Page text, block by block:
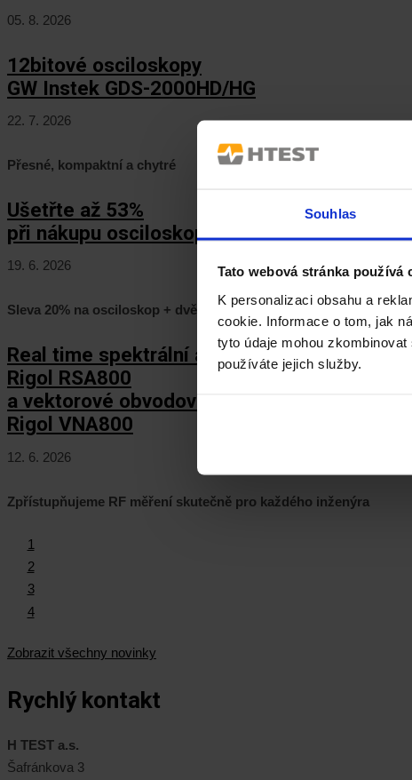
Souhlas
Tato webová stránka používá
K personalizaci obsahu a
cookie. Informace o tom, jak
tyto údaje mohou
používáte jejich služby.
05. 8. 2026
12bitové osciloskopy
GW Instek GDS-2000HD/HG
22. 7. 2026
Přesné, kompaktní a chytré
Ušetřte až 53%
při nákupu osciloskopů Keysight HD3!
19. 6. 2026
Sleva 20% na osciloskop + dvě rozšíření zcela ZDARMA
Real time spektrální analyzátory
Rigol RSA800
a vektorové obvodové analyzátory
Rigol VNA800
12. 6. 2026
Zpřístupňujeme RF měření skutečně pro každého inženýra
1
2
3
4
Zobrazit všechny novinky
Rychlý kontakt
H TEST a.s.
Šafránkova 3